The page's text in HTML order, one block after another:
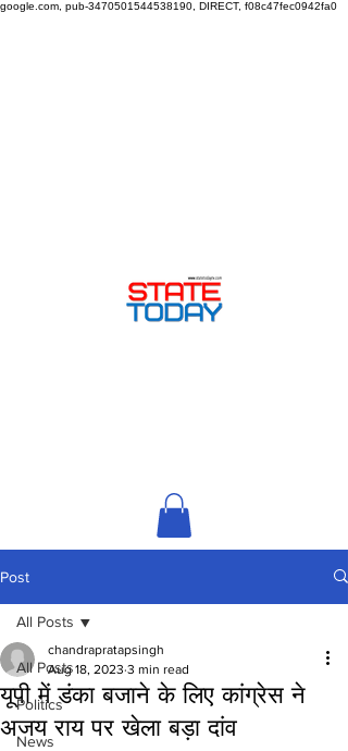
google.com, pub-3470501544538190, DIRECT, f08c47fec0942fa0
Post
All Posts
Politics
News
All Posts
यूपी में डंका बजाने के लिए कांग्रेस ने
अजय राय पर खेला बड़ा दांव
chandrapratapsingh
Aug 18, 2023 3 min read